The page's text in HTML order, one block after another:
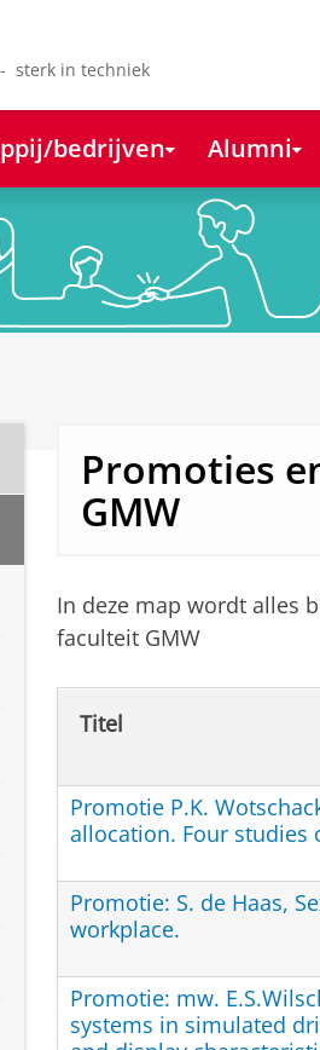
sterk in techniek
bedrijven Alumni
Promoties
GMW
In deze map wordt alles
faculteit GMW
Titel
Promotie P.K.
allocation. Four studies
Promotie: S. de Haas,
workplace.
Promotie: mw.
systems in simulated